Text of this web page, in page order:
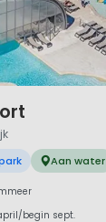
Aan water
begin sept.